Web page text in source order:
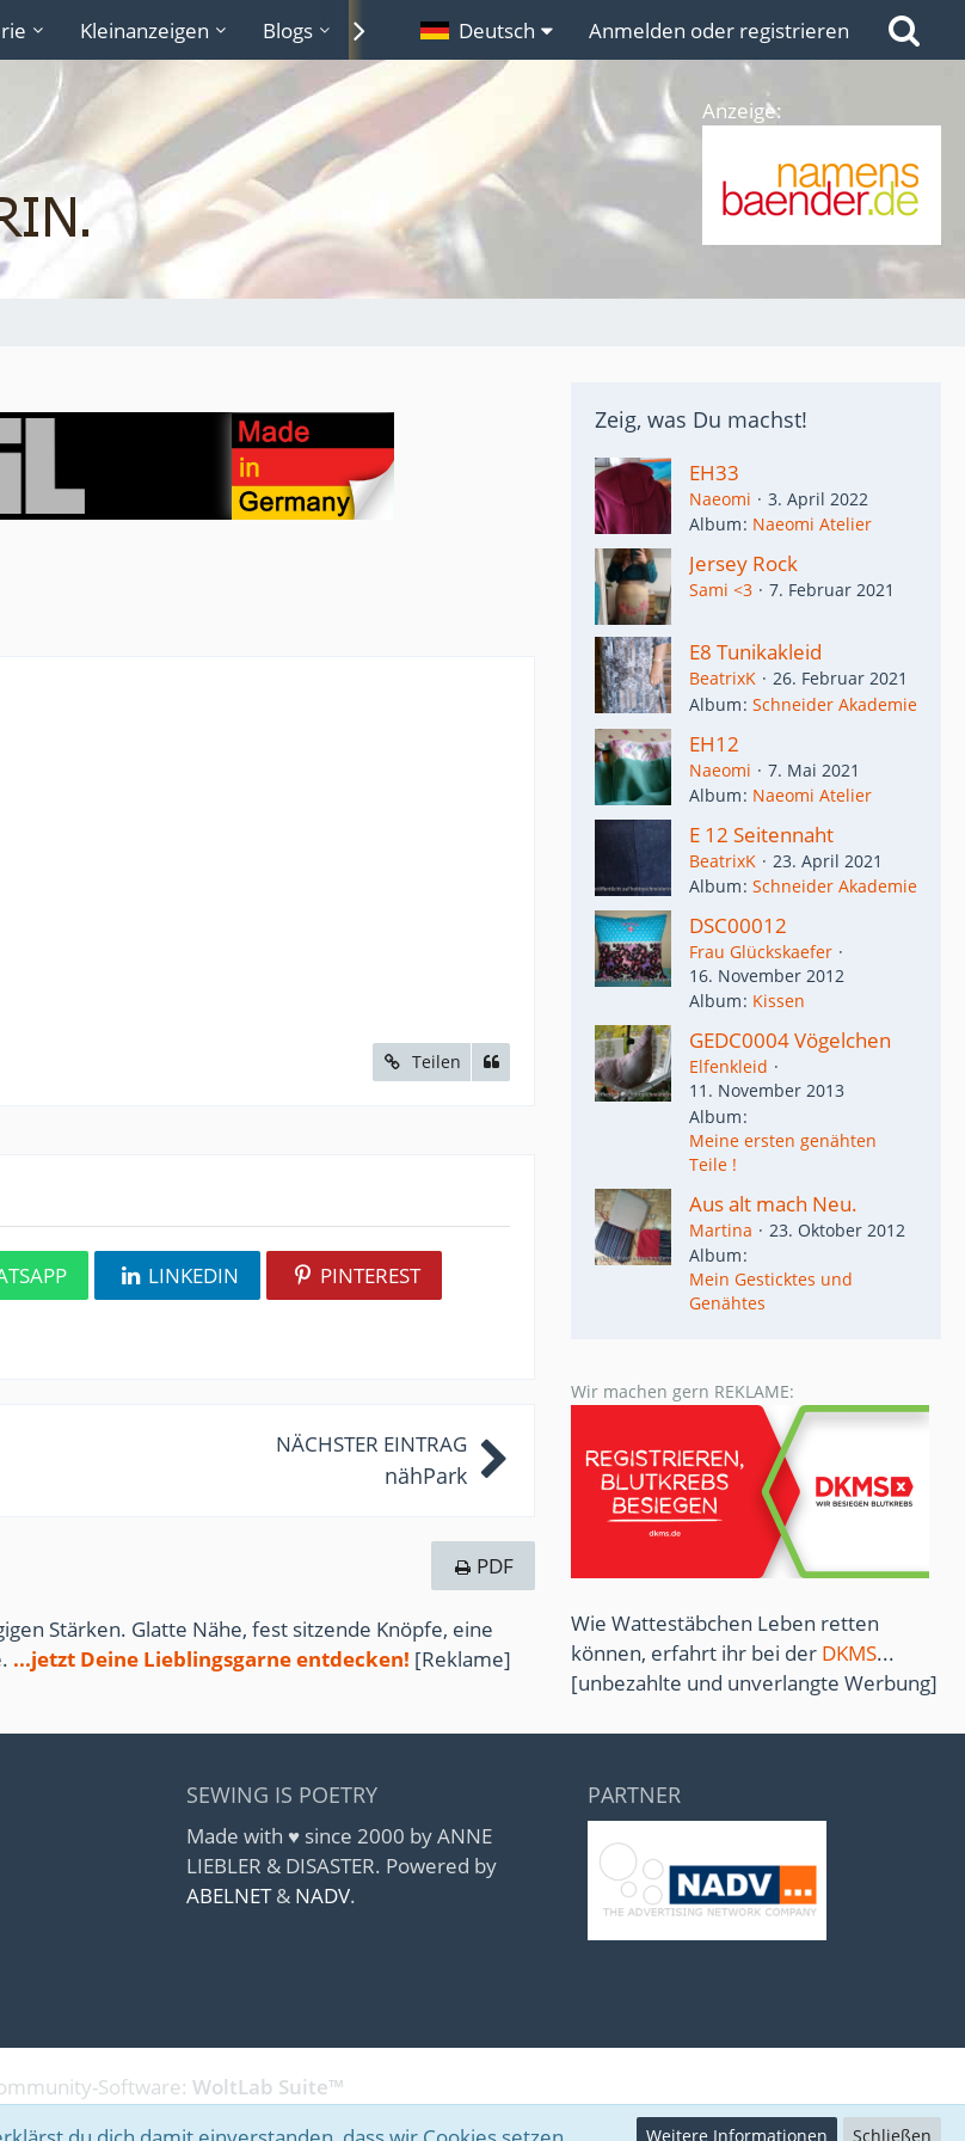
Kleinanzeigen Blogs Lexikon Links
Deutsch Anmelden oder registrieren
Anzeige:
Teilen
LINKEDIN
PINTEREST
NÄCHSTER EINTRAG
nähPark
PDF
Stärken. Glatte Nähe, fest sitzende Knöpfe, eine
...jetzt Deine Lieblingsgarne entdecken! [Reklame]
Zeig, was Du machst!
EH33
Naeomi
3. April 2022
Album Naeomi Atelier
Jersey Rock
Sami <3 7. Februar 2021
E8 Tunikakleid
BeatrixK
26. Februar 2021
Album Schneider Akademie
EH12
Naeomi
7. Mai 2021
Album Naeomi Atelier
E 12 Seitennaht
BeatrixK
23. April 2021
Album Schneider Akademie
DSC00012
Frau Glückskaefer
16. November 2012
Album Kissen
GEDC0004 Vögelchen
Elfenkleid
11. November 2013
Album
Meine ersten genähten
Teile !
Aus alt mach Neu.
Martina
23. Oktober 2012
Album
Mein Gesticktes und
Genähtes
Wir machen gern REKLAME:
Wie Wattestäbchen Leben retten
können, erfahrt ihr bei der DKMS...
[unbezahlte und unverlangte Werbung]
SEWING IS POETRY
Made with ♥ since 2000 by ANNE
LIEBLER & DISASTER. Powered by
ABELNET& NADV.
PARTNER
Software: WoltLab Suite™
Weitere Informationen Schließen